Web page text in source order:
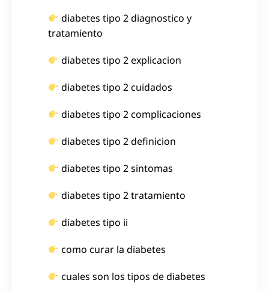
diabetes tipo 2 diagnostico y
tratamiento
diabetes tipo 2 explicacion
diabetes tipo 2 cuidados
diabetes tipo 2 complicaciones
diabetes tipo 2 definicion
diabetes tipo 2 sintomas
diabetes tipo 2 tratamiento
diabetes tipo ii
como curar la diabetes
cuales son los tipos de diabetes